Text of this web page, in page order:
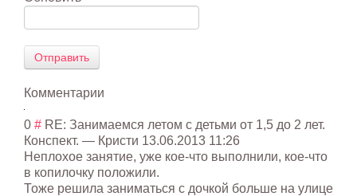
Отправить
Комментарии
0 # RE: Занимаемся летом с детьми от 1,5 до 2 лет.
Конспект. — Кристи 13.06.2013 11:26
Неплохое занятие, уже кое-что выполнили, кое-что
в копилочку положили.
Тоже решила заниматься с дочкой больше на улице